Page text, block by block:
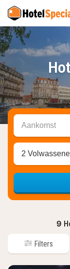
Aankomst
2
9
Filters